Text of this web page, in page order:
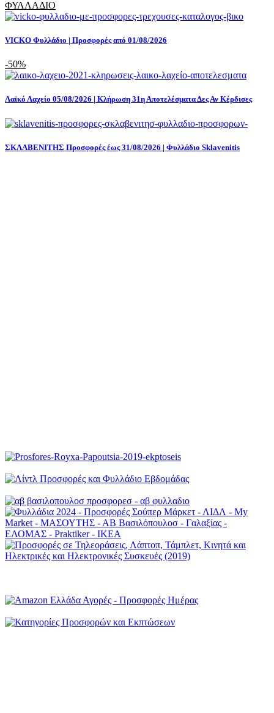
ΦΥΛΛΑΔΙΟ
VICKO Φυλλάδιο | Προσφορές από 01/08/2026
-50%
Λαϊκό Λαχείο 05/08/2026 | Κλήρωση 31η Αποτελέσματα Δες Αν Κέρδισες
ΣΚΛΑΒΕΝΙΤΗΣ Προσφορές έως 31/08/2026 | Φυλλάδιο Sklavenitis